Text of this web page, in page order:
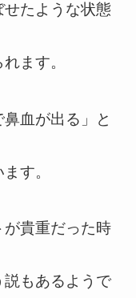
たような状態
ます。
血が出る」と
す。
貴重だった時
もあるようで